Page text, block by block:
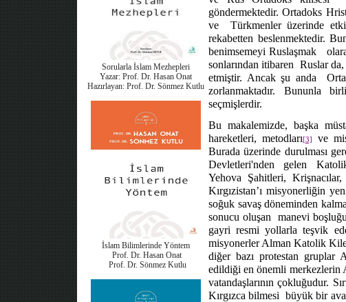
Sorularla İslam Mezhepleri
Yazar: Prof. Dr. Hasan Onat
Hazırlayan: Prof. Dr. Sönmez Kutlu
İslam Bilimlerinde Yöntem
Prof. Dr. Hasan Onat
Prof. Dr. Sönmez Kutlu
göndermektedir. Ortadoks
ve
Türkmenler üzerinde
rekabetten beslenmektedir.
benimsemeyi Ruslaşmak
sonlarından itibaren Ruslar
etmiştir. Ancak şu anda
zorlanmaktadır. Bununla
seçmişlerdir.
Bu makalemizde, başka
hareketleri, metodları[3]
ve
Burada üzerinde durulması
Devletleri'nden
gelen
Yehova Şahitleri,
Kırgızistan’ı misyonerliğin
soğuk savaş döneminden kalma
sonucu oluşan
manevi
gayri resmi yollarla teşvik
misyonerler Alman Katolik
diğer bazı protestan gruplar
edildiği en önemli merkezlerin
vatandaşlarının çokluğudur.
Kırgızca bilmesi büyük bir